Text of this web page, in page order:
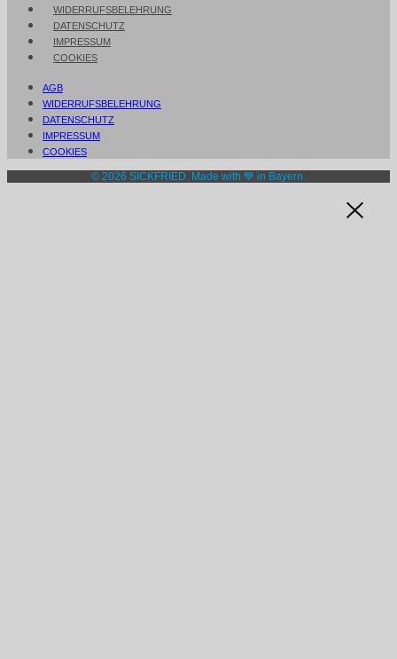
WIDERRUFSBELEHRUNG
DATENSCHUTZ
IMPRESSUM
COOKIES
AGB
WIDERRUFSBELEHRUNG
DATENSCHUTZ
IMPRESSUM
COOKIES
© 2026 SICKFRIED. Made with 💙 in Bayern.